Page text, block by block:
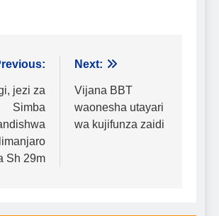
jezi za
Simba
Sh 29m
Next:
Vijana BBT
waonesha utayari
wa kujifunza zaidi